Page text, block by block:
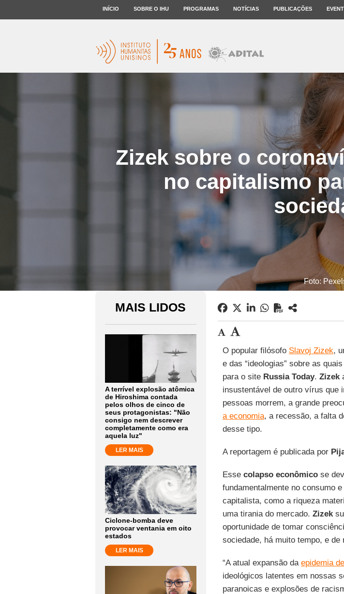
INÍCIO SOBRE O IHU PROGRAMAS NOTÍCIAS PUBLICAÇÕES
Zizek sobre o
no capitalismo
Foto:
MAIS LIDOS
A terrível explosão atômica
de Hiroshima contada
pelos olhos de cinco de
seus protagonistas: "Não
consigo nem descrever
completamente como era
aquela luz"
LER MAIS
Ciclone-bomba deve
provocar ventania em oito
estados
LER MAIS
O popular filósofo Slavoj Zizek,
e das “ideologias” sobre as
para o site Russia Today. Zizek
insustentável de outro vírus que
pessoas morrem, a grande
a economia, a recessão, a falta
desse tipo.
A reportagem é publicada por
Esse colapso econômicose
fundamentalmente no consumo
capitalista, como a riqueza
uma tirania do mercado. Zizek
oportunidade de tomar
sociedade, há muito tempo, e de
“A atual expansão da epidemia
ideológicos latentes em nossas
paranoicas e explosões de